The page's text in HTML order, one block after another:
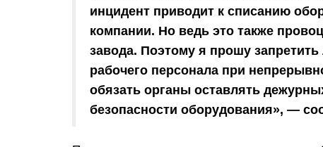
инцидент приводит к списанию
компании. Но ведь это также
завода. Поэтому я прошу
рабочего персонала при
обязать органы оставлять
безопасности оборудования», —